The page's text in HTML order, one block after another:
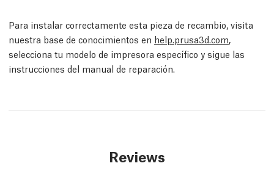
Para instalar correctamente esta pieza de recambio, visita
nuestra base de conocimientos en help.prusa3d.com,
selecciona tu modelo de impresora específico y sigue las
instrucciones del manual de reparación.
Reviews